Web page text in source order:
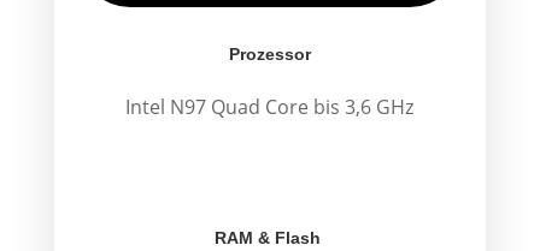
Prozessor
Intel N97 Quad Core bis 3,6 GHz
RAM & Flash